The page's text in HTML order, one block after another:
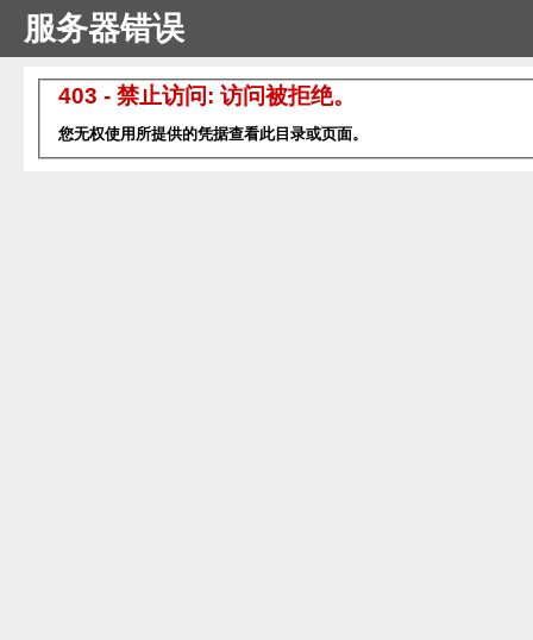
服务器错误
403 - 禁止访问: 访问被拒绝。
您无权使用所提供的凭据查看此目录或页面。